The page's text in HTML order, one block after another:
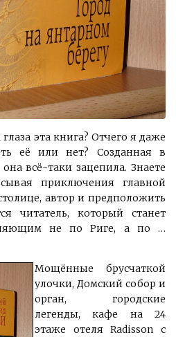
эта книга? Отчего я даже
её или нет? Созданная в
всё-таки зацепила. Знаете
приключения главной
автор и предположить
читатель, который станет
не по Риге, а по …
Мощённые брусчаткой
улочки, Домский собор и
орган, городские
легенды, кафе на 24
этаже отеля Radisson с